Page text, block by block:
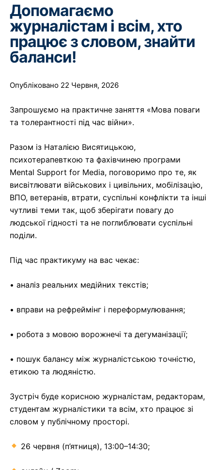
Допомагаємо
журналістам і всім, хто
працює з словом, знайти
баланси!
Опубліковано 22 Червня, 2026
Запрошуємо на практичне заняття «Мова поваги
та толерантності під час війни».
Разом із Наталією Висятицькою,
психотерапевткою та фахівчинею програми
Mental Support for Media, поговоримо про те, як
висвітлювати військових і цивільних, мобілізацію,
ВПО, ветеранів, втрати, суспільні конфлікти та інші
чутливі теми так, щоб зберігати повагу до
людської гідності та не поглиблювати суспільні
поділи.
Під час практикуму на вас чекає:
• аналіз реальних медійних текстів;
• вправи на рефреймінг і переформулювання;
• робота з мовою ворожнечі та дегуманізації;
• пошук балансу між журналістською точністю,
етикою та людяністю.
Зустріч буде корисною журналістам, редакторам,
студентам журналістики та всім, хто працює зі
словом у публічному просторі.
26 червня (п’ятниця), 13:00–14:30;